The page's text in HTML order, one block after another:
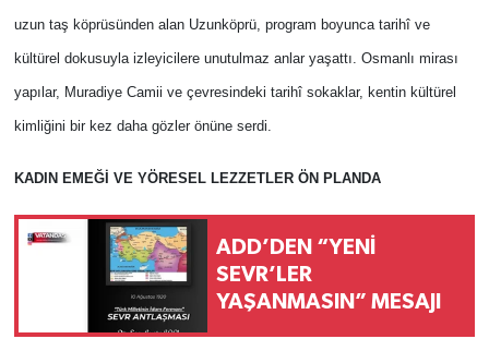
uzun taş köprüsünden alan Uzunköprü, program boyunca tarihî ve
kültürel dokusuyla izleyicilere unutulmaz anlar yaşattı. Osmanlı mirası
yapılar, Muradiye Camii ve çevresindeki tarihî sokaklar, kentin kültürel
kimliğini bir kez daha gözler önüne serdi.
KADIN EMEĞİ VE YÖRESEL LEZZETLER ÖN PLANDA
ADD’DEN “YENİ
SEVR’LER
YAŞANMASIN” MESAJI